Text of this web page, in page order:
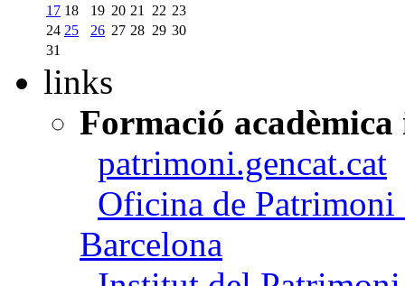
17 18 19 20 21 22 23
24 25 26 27 28 29 30
31
links
Formació
patrimoni.gencat.cat
Oficina de
Barcelona